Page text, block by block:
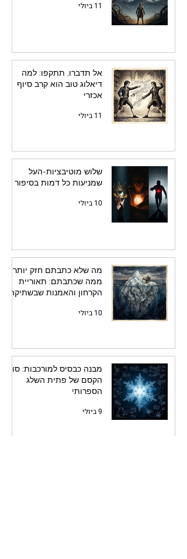
11 ביולי
אל תדברו, תתקפו: למה
דיאלוג טוב הוא קרב סיוף
אכזרי
11 ביולי
שלוש מוטיבציות-העל
שמניעות כל דמות בסיפור
10 ביולי
מה שלא כתבתם חזק יותר
ממה שכתבתם: תאוריית
הקרחון והאמנות שבשתיקה
10 ביולי
מבנה כבסיס למורכבות: סוד
הקסם של פתית השלג
הספרותי
9 ביולי